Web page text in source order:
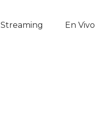
Streaming En Vivo